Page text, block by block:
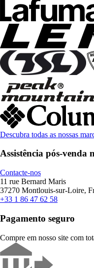
Descubra todas as nossas
Assistência pós-venda
Contacte-nos
11 rue Bernard Maris
37270 Montlouis-sur-Loire,
+33 1 86 47 62 58
Pagamento seguro
Compre em nosso site com